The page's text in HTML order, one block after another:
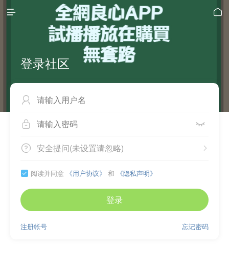
 
登录社区

 
 
安全提问(未设置请忽略)
 阅读并同意 《用户协议》 和 《隐私声明》
登录
忘记密码
注册帐号